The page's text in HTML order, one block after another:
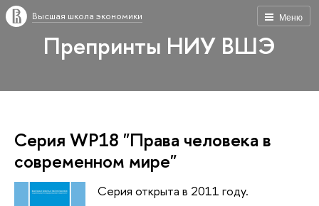
Меню
Высшая школа экономики
Препринты НИУ ВШЭ
Серия WP18 "Права человека в
современном мире"
Серия открыта в 2011 году.